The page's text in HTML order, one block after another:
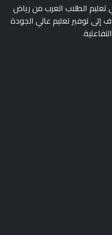
الطلاب العرب من رياض
إلى توفير تعليم عالي الجودة